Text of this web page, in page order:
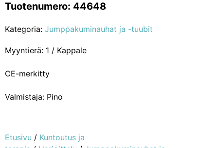
Tuotenumero: 44648
Kategoria: Jumppakuminauhat ja -tuubit
Myyntierä: 1 / Kappale
CE-merkitty
Valmistaja: Pino
Etusivu / Kuntoutus ja